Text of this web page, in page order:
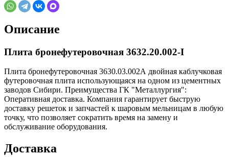
Описание
Плита бронефутеровочная 3632.20.002-I
Плита бронефутеровочная 3630.03.002А двойная каблучковая
футеровочная плита использующаяся на одном из цементных
заводов Сибири. Преимущества ГК "Металлургия":
Оперативная доставка. Компания гарантирует быструю
доставку решеток и запчастей к шаровым мельницам в любую
точку, что позволяет сократить время на замену и
обслуживание оборудования.
Доставка